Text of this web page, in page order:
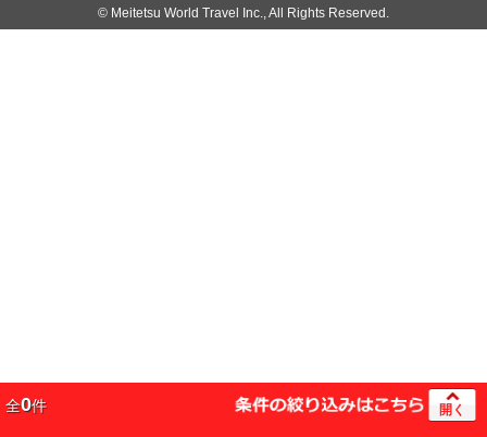
© Meitetsu World Travel Inc., All Rights Reserved.
全0件 開く